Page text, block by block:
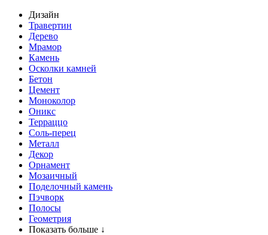
Дизайн
Травертин
Дерево
Мрамор
Камень
Осколки камней
Бетон
Цемент
Моноколор
Оникс
Терраццо
Соль-перец
Металл
Декор
Орнамент
Мозаичный
Поделочный камень
Пэчворк
Полосы
Геометрия
Показать больше ↓